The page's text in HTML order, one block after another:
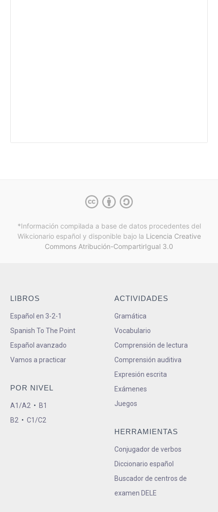
*Información compilada a base de datos procedentes del
Wikcionario español y disponible bajo la Licencia Creative
Commons Atribución-CompartirIgual 3.0
LIBROS
Español en 3-2-1
Spanish To The Point
Español avanzado
Vamos a practicar
POR NIVEL
A1/A2 • B1
B2 • C1/C2
ACTIVIDADES
Gramática
Vocabulario
Comprensión de lectura
Comprensión auditiva
Expresión escrita
Exámenes
Juegos
HERRAMIENTAS
Conjugador de verbos
Diccionario español
Buscador de centros de
examen DELE